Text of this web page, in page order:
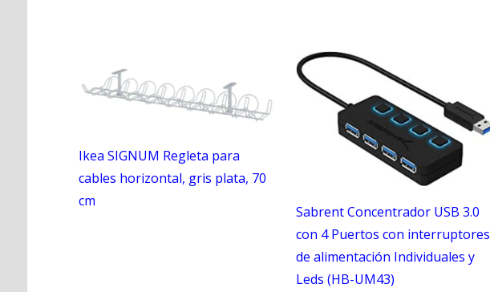
Ikea SIGNUM Regleta para
cables horizontal, gris plata, 70
cm
Sabrent Concentrador USB 3.0
con 4 Puertos con interruptores
de alimentación Individuales y
Leds (HB-UM43)